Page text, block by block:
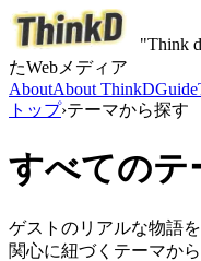
"Think
たWebメディア
AboutAbout ThinkDGuide
トップ›テーマから探す
すべてのテ
ゲストのリアルな物語
関心に紐づくテーマか